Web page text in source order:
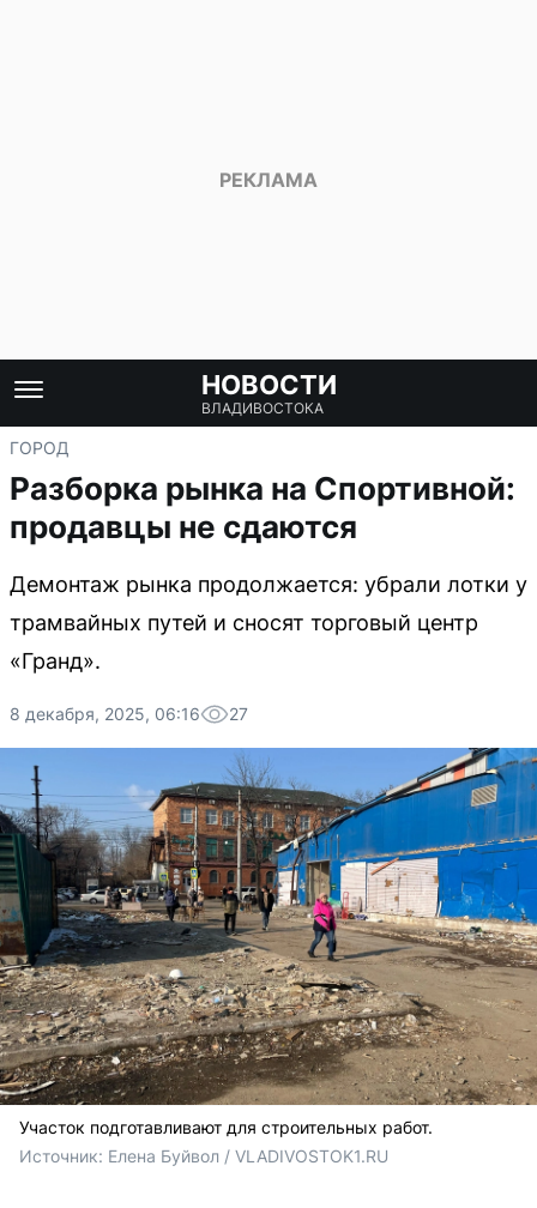
НОВОСТИ
ВЛАДИВОСТОКА
ГОРОД
Разборка рынка на Спортивной:
продавцы не сдаются
Демонтаж рынка продолжается: убрали лотки у
трамвайных путей и сносят торговый центр
«Гранд».
8 декабря, 2025, 06:16 27
Участок подготавливают для строительных работ.
Источник: Елена Буйвол / VLADIVOSTOK1.RU